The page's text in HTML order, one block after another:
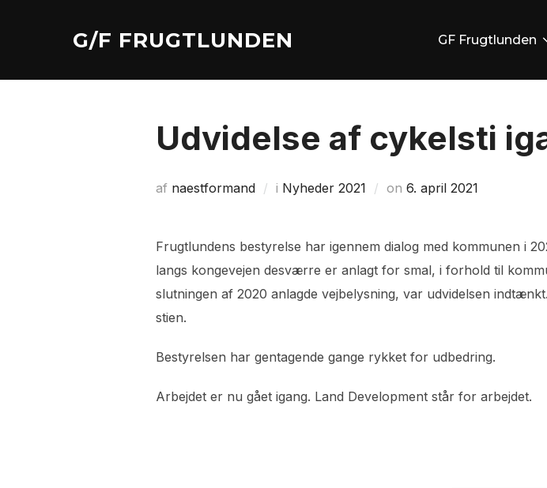
G/F FRUGTLUNDEN GF Frugtlunden
Udvidelse af cykelsti
af naestformand i Nyheder 2021 on Udgivet
6. april 2021
Frugtlundens bestyrelse har igennem dialog med kommunen i
langs kongevejen desværre er anlagt for smal, i forhold til
slutningen af 2020 anlagde vejbelysning, var udvidelsen
stien.
Bestyrelsen har gentagende gange rykket for udbedring.
Arbejdet er nu gået igang. Land Development står for arbejdet.